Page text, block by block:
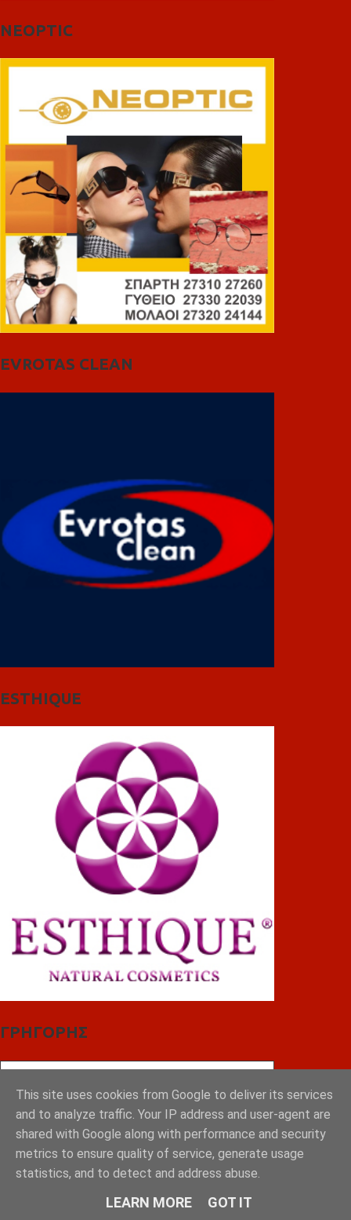
NEOPTIC
EVROTAS CLEAN
ESTHIQUE
ΓΡΗΓΟΡΗΣ
This site uses cookies from Google to deliver its services
and to analyze traffic. Your IP address and user-agent are
shared with Google along with performance and security
metrics to ensure quality of service, generate usage
statistics, and to detect and address abuse.
LEARN MORE GOT IT